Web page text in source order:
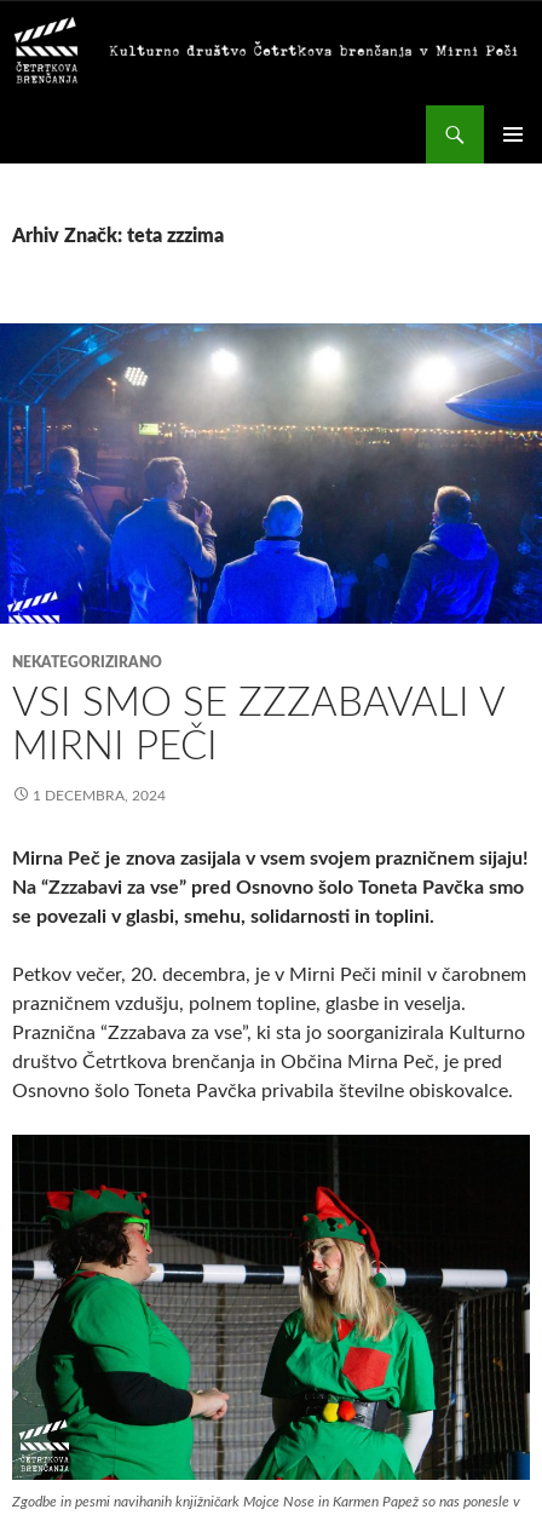
na
vsebino
Arhiv Značk: teta zzzima
NEKATEGORIZIRANO
VSI SMO SE ZZZABAVALI V
MIRNI PEČI
1 DECEMBRA, 2024
Mirna Peč je znova zasijala v vsem svojem prazničnem sijaju!
Na “Zzzabavi za vse” pred Osnovno šolo Toneta Pavčka smo
se povezali v glasbi, smehu, solidarnosti in toplini.
Petkov večer, 20. decembra, je v Mirni Peči minil v čarobnem
prazničnem vzdušju, polnem topline, glasbe in veselja.
Praznična “Zzzabava za vse”, ki sta jo soorganizirala Kulturno
društvo Četrtkova brenčanja in Občina Mirna Peč, je pred
Osnovno šolo Toneta Pavčka privabila številne obiskovalce.
Zgodbe in pesmi navihanih knjižničark Mojce Nose in Karmen Papež so nas ponesle v